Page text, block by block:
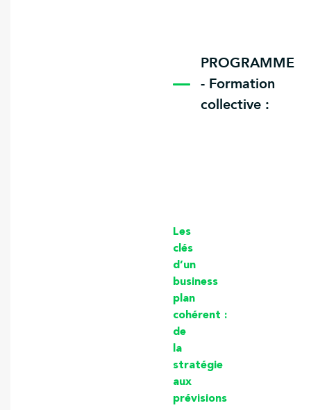
PROGRAMME
- Formation
collective :
Les
clés
d’un
business
plan
cohérent :
de
la
stratégie
aux
prévisions